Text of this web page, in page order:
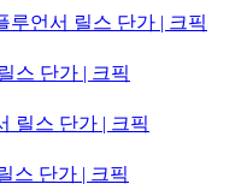
루언서 릴스 단가 | 크픽
스 단가 | 크픽
릴스 단가 | 크픽
스 단가 | 크픽